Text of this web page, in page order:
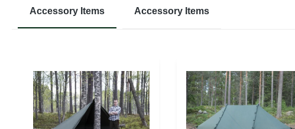
Accessory Items Accessory Items